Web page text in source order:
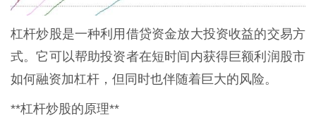
杠杆炒股是一种利用借贷资金放大投资收益的交易方
式。它可以帮助投资者在短时间内获得巨额利润股市
如何融资加杠杆，但同时也伴随着巨大的风险。
**杠杆炒股的原理**